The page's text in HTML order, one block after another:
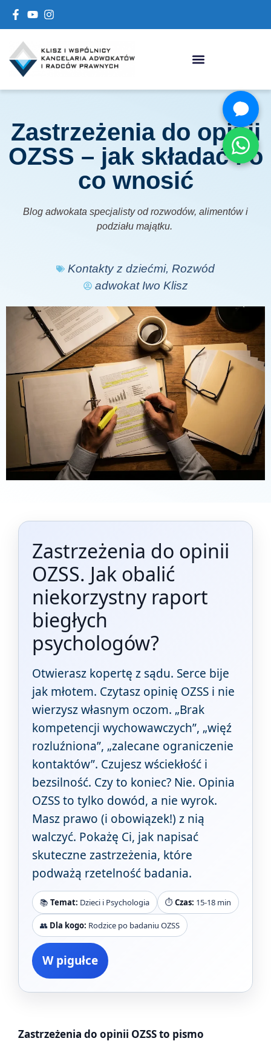
Zastrzeżenia do opinii
OZSS – jak składać i o
co wnosić
Blog adwokata specjalisty od rozwodów, alimentów i
podziału majątku.
Kontakty z dziećmi, Rozwód
adwokat Iwo Klisz
Zastrzeżenia do opinii
OZSS. Jak obalić
niekorzystny raport
biegłych
psychologów?
Otwierasz kopertę z sądu. Serce bije
jak młotem. Czytasz opinię OZSS i nie
wierzysz własnym oczom. „Brak
kompetencji wychowawczych”, „więź
rozluźniona”, „zalecane ograniczenie
kontaktów”. Czujesz wściekłość i
bezsilność. Czy to koniec? Nie. Opinia
OZSS to tylko dowód, a nie wyrok.
Masz prawo (i obowiązek!) z nią
walczyć. Pokażę Ci, jak napisać
skuteczne zastrzeżenia, które
podważą rzetelność badania.
📚Temat: Dzieci i Psychologia ⏱️ Czas: 15-18 min
👥 Dla kogo: Rodzice po badaniu OZSS
W pigułce
Zastrzeżenia do opinii OZSS to pismo